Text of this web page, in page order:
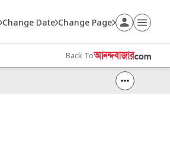
Change Date Change Page
Back To